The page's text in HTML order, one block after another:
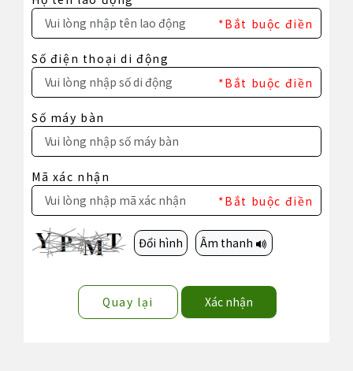
*Bắt buộc điền
Số điện thoại di động
*Bắt buộc điền
Số máy bàn
Mã xác nhận
*Bắt buộc điền
Đổi hình Âm thanh
Quay lại Xác nhận